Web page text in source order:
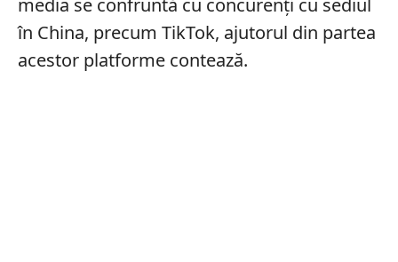
în China, precum TikTok, ajutorul din partea
acestor platforme contează.